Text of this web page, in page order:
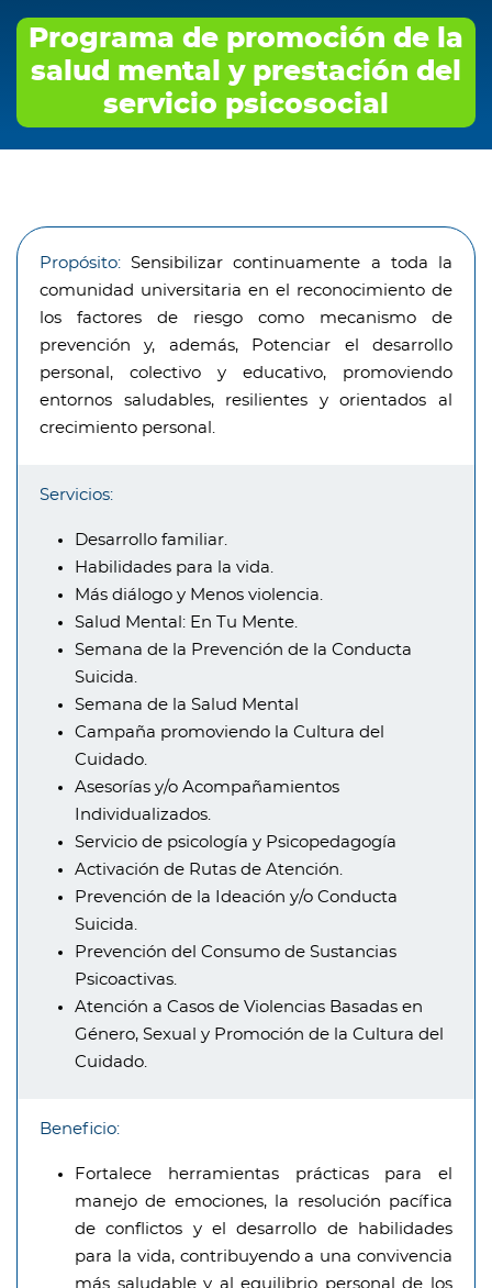
Programa de promoción de la
salud mental y prestación del
servicio psicosocial
Propósito: Sensibilizar continuamente a toda la
comunidad universitaria en el reconocimiento de
los factores de riesgo como mecanismo de
prevención y, además, Potenciar el desarrollo
personal, colectivo y educativo, promoviendo
entornos saludables, resilientes y orientados al
crecimiento personal.
Servicios:
Desarrollo familiar.
Habilidades para la vida.
Más diálogo y Menos violencia.
Salud Mental: En Tu Mente.
Semana de la Prevención de la Conducta
Suicida.
Semana de la Salud Mental
Campaña promoviendo la Cultura del
Cuidado.
Asesorías y/o Acompañamientos
Individualizados.
Servicio de psicología y Psicopedagogía
Activación de Rutas de Atención.
Prevención de la Ideación y/o Conducta
Suicida.
Prevención del Consumo de Sustancias
Psicoactivas.
Atención a Casos de Violencias Basadas en
Género, Sexual y Promoción de la Cultura del
Cuidado.
Beneficio:
Fortalece herramientas prácticas para el
manejo de emociones, la resolución pacífica
de conflictos y el desarrollo de habilidades
para la vida, contribuyendo a una convivencia
más saludable y al equilibrio personal de los